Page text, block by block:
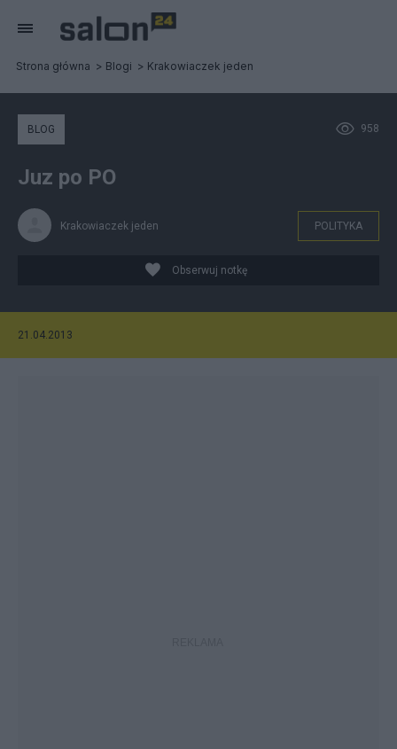
Strona główna Blogi Krakowiaczek jeden
958
BLOG
Juz po PO
Krakowiaczek jeden POLITYKA
Obserwuj notkę
21.04.2013